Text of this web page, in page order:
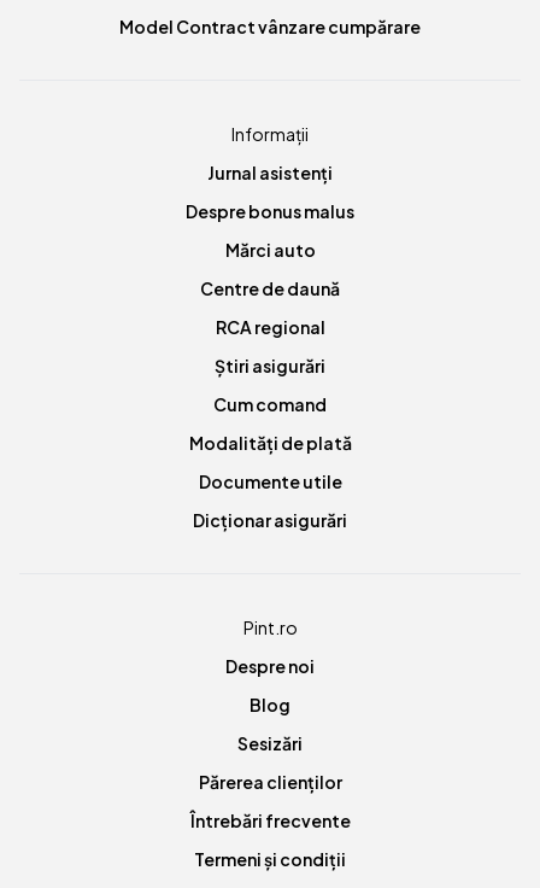
Model Contract vânzare cumpărare
Informații
Jurnal asistenți
Despre bonus malus
Mărci auto
Centre de daună
RCA regional
Știri asigurări
Cum comand
Modalități de plată
Documente utile
Dicționar asigurări
Pint.ro
Despre noi
Blog
Sesizări
Părerea clienților
Întrebări frecvente
Termeni și condiții